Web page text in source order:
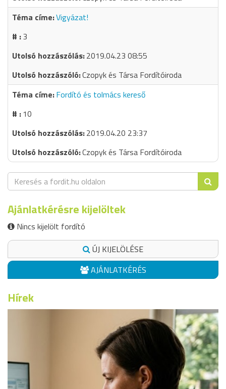
Vigyázat!
3
2019.04.23 08:55
Czopyk és Társa Fordítóiroda
Fordító és tolmács kereső
10
2019.04.20 23:37
Czopyk és Társa Fordítóiroda
Ajánlatkérésre kijelöltek
Nincs kijelölt fordító
ÚJ KIJELÖLÉSE
AJÁNLATKÉRÉS
Hírek